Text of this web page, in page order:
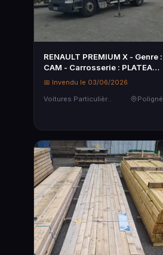
RENAULT PREMIUM X - Genre :
CAM - Carrosserie : PLATEAU
- En…
📅 Invendu le 03/06/2026
Voitures Particulières
Poligné